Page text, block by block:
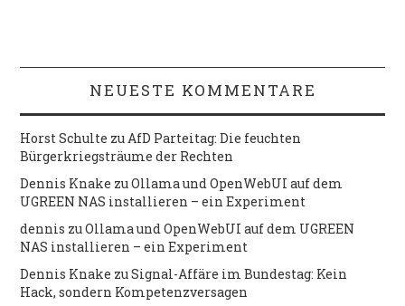
NEUESTE KOMMENTARE
Horst Schulte zu AfD Parteitag: Die feuchten
Bürgerkriegsträume der Rechten
Dennis Knake zuOllama und OpenWebUI auf dem
UGREEN NAS installieren – ein Experiment
dennis zuOllama und OpenWebUI auf dem UGREEN
NAS installieren – ein Experiment
Dennis Knake zuSignal-Affäre im Bundestag: Kein
Hack, sondern Kompetenzversagen